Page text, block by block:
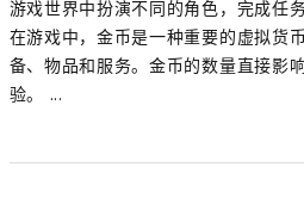
游戏世界中扮演不同的角色，完成任
在游戏中，金币是一种重要的虚拟货
备、物品和服务。金币的数量直接影
验。 ...